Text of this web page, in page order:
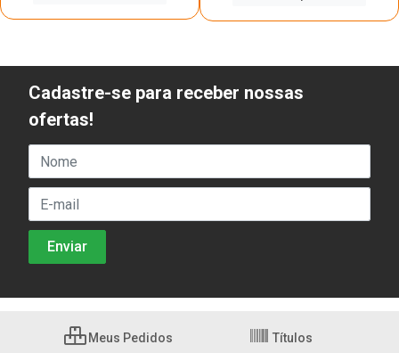
Cadastre-se para receber nossas
ofertas!
Meus Pedidos Títulos